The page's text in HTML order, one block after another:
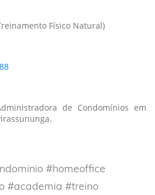
Físico Natural)
de Condomínios em
#homeoffice
#academia #treino